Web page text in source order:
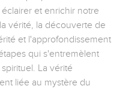
et enrichir notre
vérité, la découverte de
et l'approfondissement
qui s'entremèlent
La vérité
liée au mystère du